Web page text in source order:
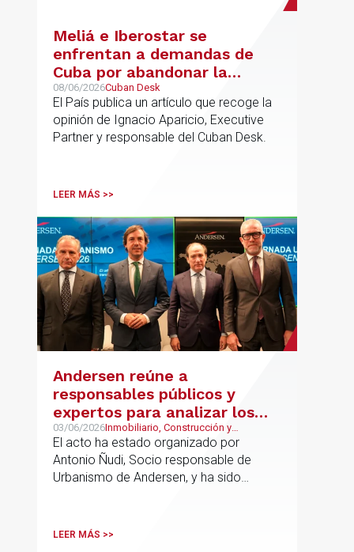
Meliá e Iberostar se
enfrentan a demandas de
Cuba por abandonar la
gestión de los hoteles
08/06/2026Cuban Desk
El País publica un artículo que recoge la
opinión de Ignacio Aparicio, Executive
Partner y responsable del Cuban Desk.
LEER MÁS >>
Andersen reúne a
responsables públicos y
expertos para analizar los
retos del urbanismo en
España
03/06/2026Inmobiliario, Construcción y
Urbanismo, Urbanismo
El acto ha estado organizado por
Antonio Ñudi, Socio responsable de
Urbanismo de Andersen, y ha sido
y Movilidad del Ayuntamiento de Madrid
LEER MÁS >>